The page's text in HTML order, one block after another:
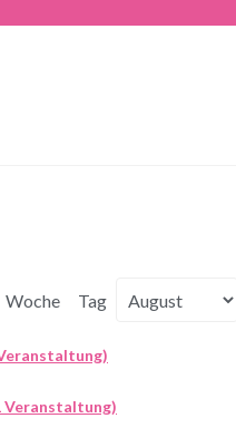
Woche Tag
Monat
Jahr
Veranstaltung)